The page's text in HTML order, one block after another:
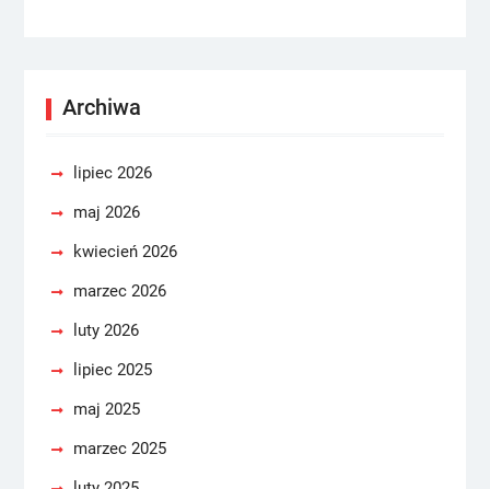
Archiwa
lipiec 2026
maj 2026
kwiecień 2026
marzec 2026
luty 2026
lipiec 2025
maj 2025
marzec 2025